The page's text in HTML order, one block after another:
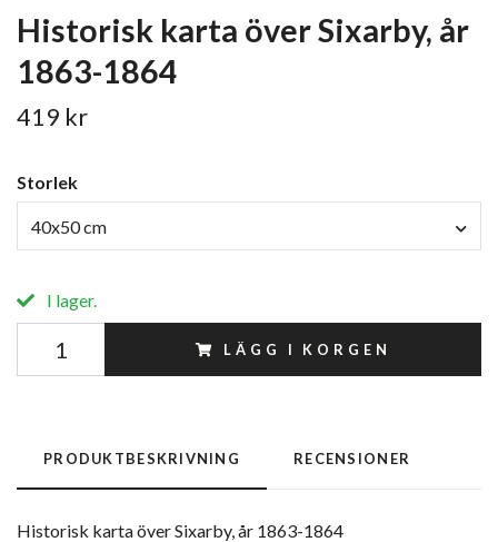
Historisk karta över Sixarby, år
1863-1864
419 kr
Storlek
40x50 cm
I lager.
LÄGG I KORGEN
PRODUKTBESKRIVNING RECENSIONER
Historisk karta över Sixarby, år 1863-1864